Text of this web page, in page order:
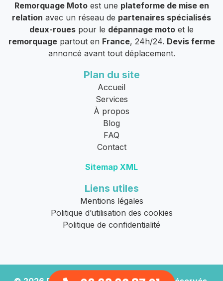
Remorquage Motoest une plateforme de mise en
relation avec un réseau de partenaires spécialisés
deux-roues pour le dépannage moto et le
remorquagepartout en France, 24h/24. Devis ferme
annoncé avant tout déplacement.
Plan du site
Accueil
Services
À propos
Blog
FAQ
Contact
Sitemap XML
Liens utiles
Mentions légales
Politique d’utilisation des cookies
Politique de confidentialité